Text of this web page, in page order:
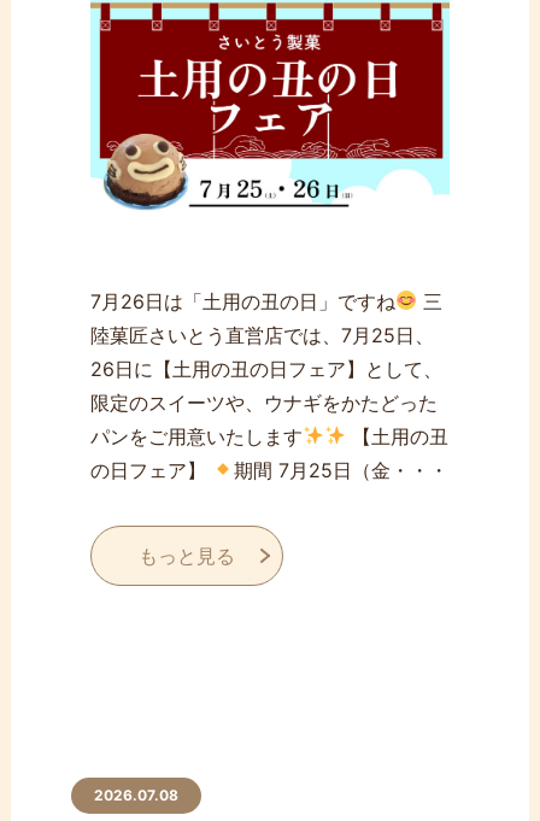
7月26日は「土用の丑の日」ですね
三
陸菓匠さいとう直営店では、7月25日、
26日に【土用の丑の日フェア】として、
限定のスイーツや、ウナギをかたどった
パンをご用意いたします
【土用の丑
の日フェア】
期間 7月25日（金・・・
もっと見る
2026.07.08